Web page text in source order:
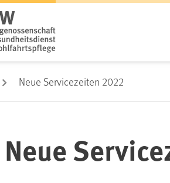
Neue Servicezeiten 2022
Neue